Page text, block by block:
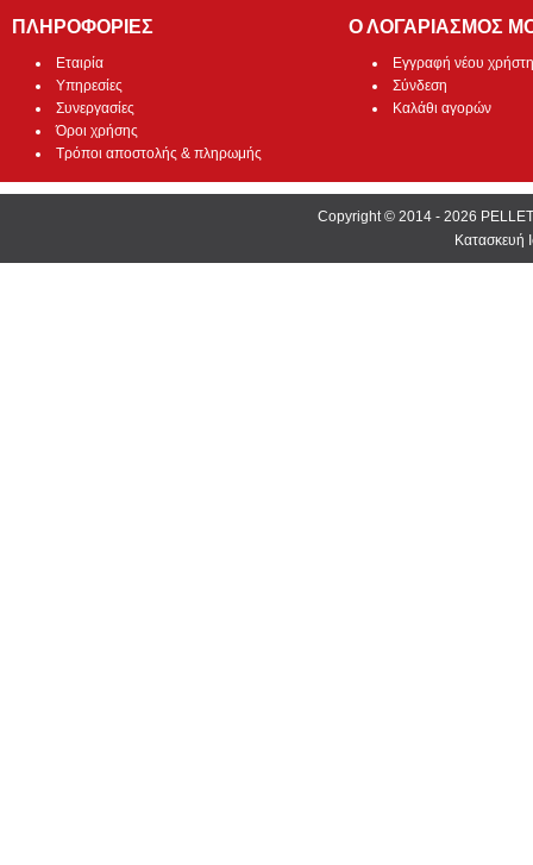
ΠΛΗΡΟΦΟΡΙΕΣ
Εταιρία
Υπηρεσίες
Συνεργασίες
Όροι χρήσης
Τρόποι αποστολής & πληρωμής
Ο ΛΟΓΑΡΙΑΣΜΟΣ
Εγγραφή νέου χρήστη
Σύνδεση
Καλάθι αγορών
Copyright © 2014 - 2026
Κατασκευή